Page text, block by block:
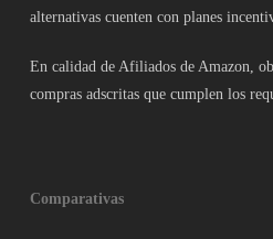
alternativas cuenten con planes
En calidad de Afiliados de Amazon,
compras adscritas que cumplen los
Comparativas